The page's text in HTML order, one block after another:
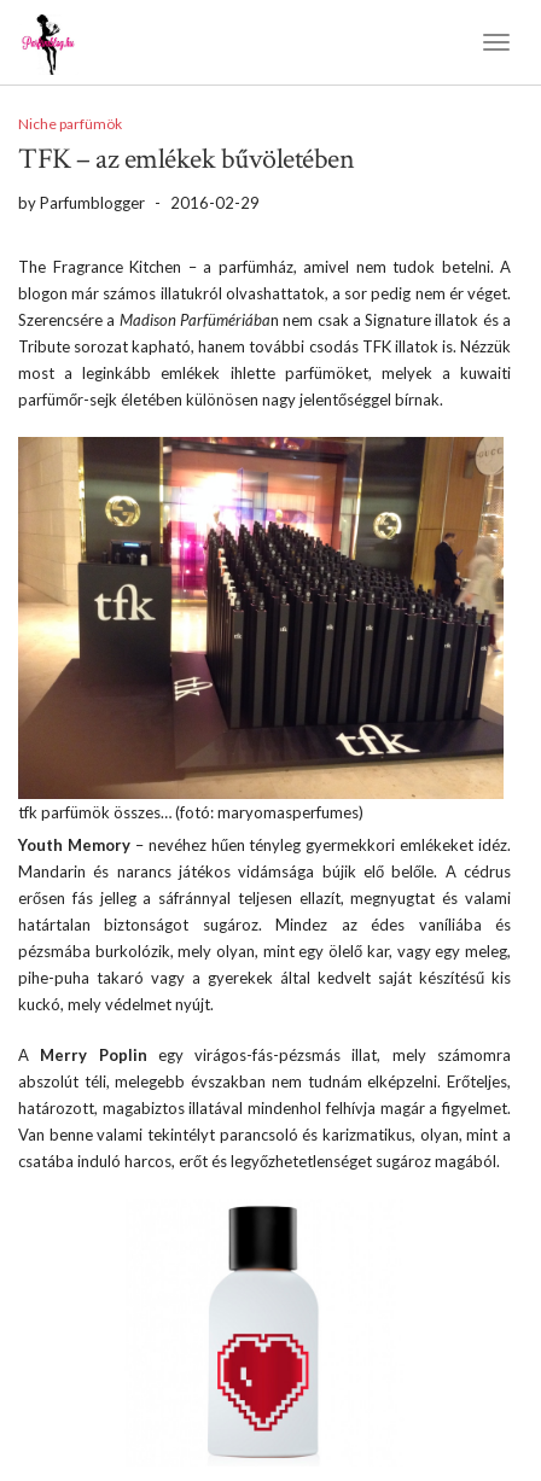
Niche parfümök
TFK – az emlékek bűvöletében
byParfumblogger - 2016-02-29
The Fragrance Kitchen – a parfümház, amivel nem tudok betelni. A
blogon már számos illatukról olvashattatok, a sor pedig nem ér véget.
Szerencsére a Madison Parfümériában nem csak a Signature illatok és a
Tribute sorozat kapható, hanem további csodás TFK illatok is. Nézzük
most a leginkább emlékek ihlette parfümöket, melyek a kuwaiti
parfümőr-sejk életében különösen nagy jelentőséggel bírnak.
tfk parfümök összes… (fotó: maryomasperfumes)
Youth Memory– nevéhez hűen tényleg gyermekkori emlékeket idéz.
Mandarin és narancs játékos vidámsága bújik elő belőle. A cédrus
erősen fás jelleg a sáfránnyal teljesen ellazít, megnyugtat és valami
határtalan biztonságot sugároz. Mindez az édes vaníliába és
pézsmába burkolózik, mely olyan, mint egy ölelő kar, vagy egy meleg,
pihe-puha takaró vagy a gyerekek által kedvelt saját készítésű kis
kuckó, mely védelmet nyújt.
A Merry Poplin egy virágos-fás-pézsmás illat, mely számomra
abszolút téli, melegebb évszakban nem tudnám elképzelni. Erőteljes,
határozott, magabiztos illatával mindenhol felhívja magár a figyelmet.
Van benne valami tekintélyt parancsoló és karizmatikus, olyan, mint a
csatába induló harcos, erőt és legyőzhetetlenséget sugároz magából.